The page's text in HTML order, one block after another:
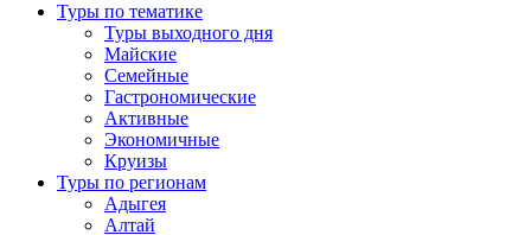
Туры по тематике
Туры выходного дня
Майские
Семейные
Гастрономические
Активные
Экономичные
Круизы
Туры по регионам
Адыгея
Алтай